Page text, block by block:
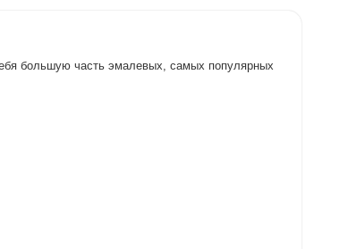
большую часть эмалевых, самых популярных